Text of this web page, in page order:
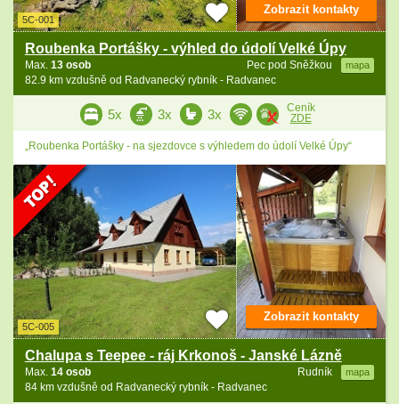
5C-001
Roubenka Portášky - výhled do údolí Velké Úpy
Pec pod Sněžkou mapa
Max. 13 osob
82.9 km vzdušně od Radvanecký rybník - Radvanec
Zobrazit kontakty
5x 3x 3x
Ceník
ZDE
„Roubenka Portášky - na sjezdovce s výhledem do údolí Velké Úpy“
5C-005
Chalupa s Teepee - ráj Krkonoš - Janské Lázně
Rudník mapa
Max. 14 osob
84 km vzdušně od Radvanecký rybník - Radvanec
Zobrazit kontakty